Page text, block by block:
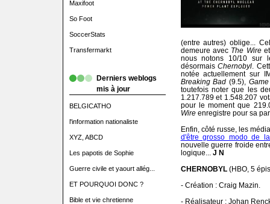
Maxifoot
So Foot
SoccerStats
Transfermarkt
Derniers weblogs
mis à jour
BELGICATHO
l'information nationaliste
XYZ, ABCD
Les papotis de Sophie
Guerre civile et yaourt allég...
ET POURQUOI DONC ?
Bible et vie chretienne
(entre autres) oblige...
demeure avec The Wire
nous notons 10/10 sur
désormaisChernobyl .
notée actuellement sur
Breaking Bad (9.5),
toutefois noter que les
1.217.789 et 1.548.207
pour le moment que
Wireenregistre pour sa
Enfin, côté russe, les
d'être grosso modo de
nouvelle guerre froide
logique... J N
CHERNOBYL(HBO, 5
- Création : Craig Mazin.
- Réalisateur : Johan